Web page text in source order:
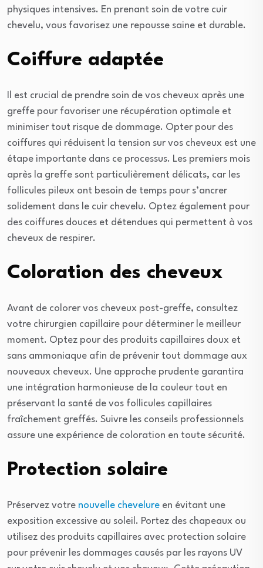
physiques intensives. En prenant soin de votre cuir
chevelu, vous favorisez une repousse saine et durable.
Coiffure adaptée
Il est crucial de prendre soin de vos cheveux après une
greffe pour favoriser une récupération optimale et
minimiser tout risque de dommage. Opter pour des
coiffures qui réduisent la tension sur vos cheveux est une
étape importante dans ce processus. Les premiers mois
après la greffe sont particulièrement délicats, car les
follicules pileux ont besoin de temps pour s’ancrer
solidement dans le cuir chevelu. Optez également pour
des coiffures douces et détendues qui permettent à vos
cheveux de respirer.
Coloration des cheveux
Avant de colorer vos cheveux post-greffe, consultez
votre chirurgien capillaire pour déterminer le meilleur
moment. Optez pour des produits capillaires doux et
sans ammoniaque afin de prévenir tout dommage aux
nouveaux cheveux. Une approche prudente garantira
une intégration harmonieuse de la couleur tout en
préservant la santé de vos follicules capillaires
fraîchement greffés. Suivre les conseils professionnels
assure une expérience de coloration en toute sécurité.
Protection solaire
Préservez votre nouvelle chevelure en évitant une
exposition excessive au soleil. Portez des chapeaux ou
utilisez des produits capillaires avec protection solaire
pour prévenir les dommages causés par les rayons UV